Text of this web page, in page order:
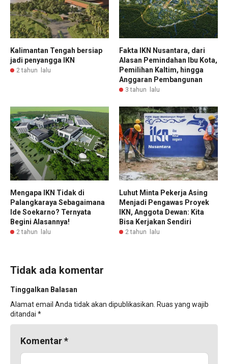
Kalimantan Tengah bersiap
jadi penyangga IKN
2 tahun lalu
Fakta IKN Nusantara, dari
Alasan Pemindahan Ibu Kota,
Pemilihan Kaltim, hingga
Anggaran Pembangunan
3 tahun lalu
Mengapa IKN Tidak di
Palangkaraya Sebagaimana
Ide Soekarno? Ternyata
Begini Alasannya!
2 tahun lalu
Luhut Minta Pekerja Asing
Menjadi Pengawas Proyek
IKN, Anggota Dewan: Kita
Bisa Kerjakan Sendiri
2 tahun lalu
Tidak ada komentar
Tinggalkan Balasan
Alamat email Anda tidak akan dipublikasikan. Ruas yang wajib
ditandai *
Komentar*